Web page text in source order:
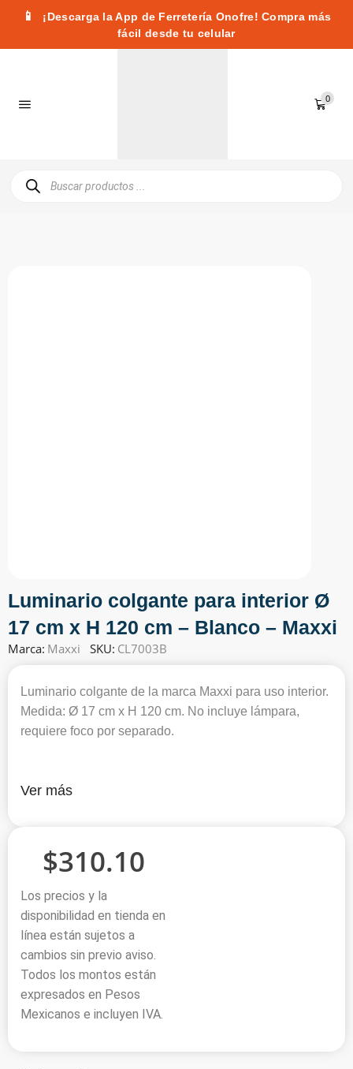
📱
¡Descarga la App de Ferretería Onofre! Compra más
fácil desde tu celular
0
Luminario colgante para interior Ø
17 cm x H 120 cm – Blanco – Maxxi
Marca: Maxxi SKU: CL7003B
Luminario colgante de la marca Maxxi para uso interior.
Medida: Ø 17 cm x H 120 cm. No incluye lámpara,
requiere foco por separado.
Ver más
$310.10
Los precios y la
disponibilidad en tienda en
línea están sujetos a
cambios sin previo aviso.
Todos los montos están
expresados en Pesos
Mexicanos e incluyen IVA.